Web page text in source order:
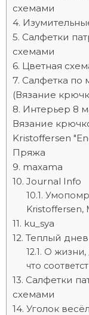
схемами
Салфетки
схемами
Цветная
Салфетка по
(Вязание
Интерьер 8
Вязание
Kristoffersen
Пряжа
maxama
Journal Info
Kristoffersen,
ku_sya
Теплый
О жизни,
что
Салфетки
схемами
Уголок